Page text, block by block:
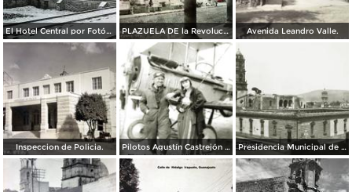
El Hotel Central por Fotógrafo Winfield Scott. PLAZUELA DE la Revolucion. Avenida Leandro Valle.
Inspeccion de Policia. Pilotos Agustín Castrejón & María Cedillo, Guerra Cristera, Irapuato 1928 Presidencia Municipal de Irapuato 1929